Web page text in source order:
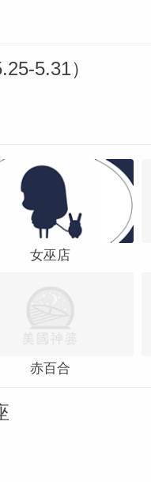
5.31）
女巫店
赤百合